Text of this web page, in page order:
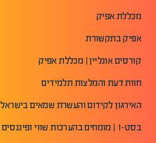
מכללת אפיק
אפיק בתקשורת
קורסים אונליין | מכללת אפיק
חוות דעת והמלצות תלמידים
האירגון לקידום והעשרת שמאים בישראל
בסט-1 | מומחים בהערכות שווי ופיננסים